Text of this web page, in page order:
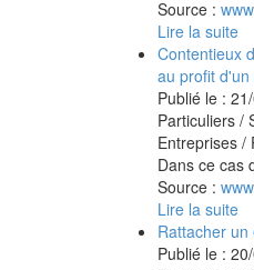
Source :
Lire la suite
Contentieux
au profit
Publié le :
Particuliers /
Entreprises /
Dans ce cas
Source :
Lire la suite
Rattacher
Publié le :